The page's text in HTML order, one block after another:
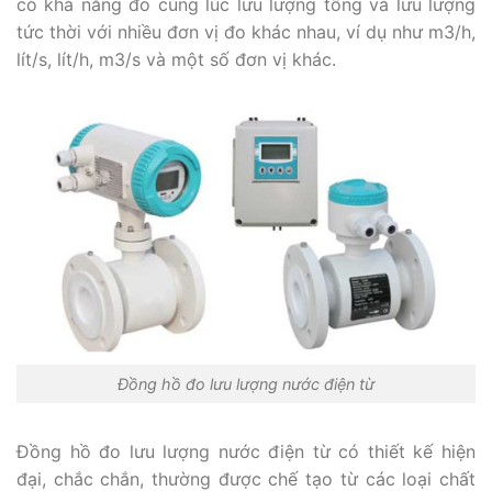
có khả năng đo cùng lúc lưu lượng tổng và lưu lượng
tức thời với nhiều đơn vị đo khác nhau, ví dụ như m3/h,
lít/s, lít/h, m3/s và một số đơn vị khác.
Đồng hồ đo lưu lượng nước điện từ
Đồng hồ đo lưu lượng nước điện từ có thiết kế hiện
đại, chắc chắn, thường được chế tạo từ các loại chất